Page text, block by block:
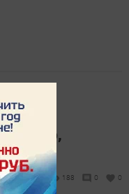
188 0 0